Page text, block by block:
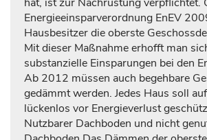
Energieeinsparverordnung EnEV
Hausbesitzer die oberste
Mit dieser Maßnahme erhofft man
substanzielle Einsparungen bei den
Ab 2012 müssen auch begehbare
gedämmt werden. Jedes Haus soll
lückenlos vor Energieverlust
Nutzbarer Dachboden und nicht